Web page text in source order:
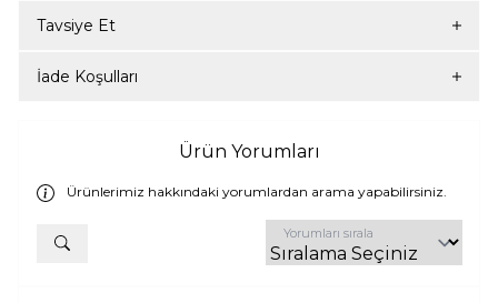
Tavsiye Et
İade Koşulları
Ürün Yorumları
Ürünlerimiz hakkındaki yorumlardan arama yapabilirsiniz.
Yorumları sırala